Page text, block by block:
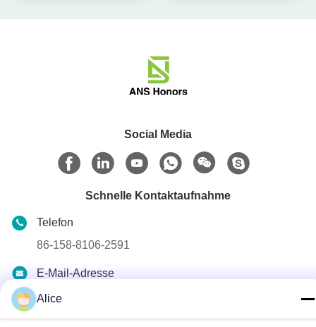
Social Media
Schnelle Kontaktaufnahme
Telefon
86-158-8106-2591
E-Mail-Adresse
info@cn-ans.com
Adresse
Alice